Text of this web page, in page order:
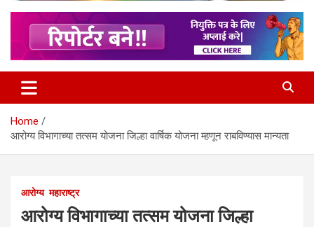
Mahimakhadicha
Home
आरोग्य विभागाच्या तत्सम योजना जिल्हा वार्षिक योजना म्हणून राबविण्यास मान्यता
आरोग्य महाराष्ट्र
आरोग्य विभागाच्या तत्सम योजना जिल्हा